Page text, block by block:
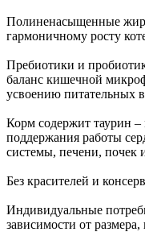
Полиненасыщенные
гармоничному росту
Пребиотики и
баланс кишечной
усвоению питательных
Корм содержит таурин
поддержания работы
системы, печени, почек
Без красителей и
Индивидуальные
зависимости от